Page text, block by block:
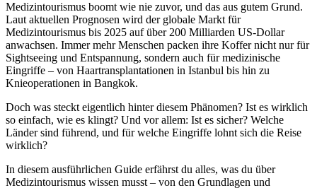
Medizintourismus boomt wie nie zuvor, und das aus gutem Grund.
Laut aktuellen Prognosen wird der globale Markt für
Medizintourismus bis 2025 auf über 200 Milliarden US-Dollar
anwachsen. Immer mehr Menschen packen ihre Koffer nicht nur für
Sightseeing und Entspannung, sondern auch für medizinische
Eingriffe – von Haartransplantationen in Istanbul bis hin zu
Knieoperationen in Bangkok.
Doch was steckt eigentlich hinter diesem Phänomen? Ist es wirklich
so einfach, wie es klingt? Und vor allem: Ist es sicher? Welche
Länder sind führend, und für welche Eingriffe lohnt sich die Reise
wirklich?
In diesem ausführlichen Guide erfährst du alles, was du über
Medizintourismus wissen musst – von den Grundlagen und